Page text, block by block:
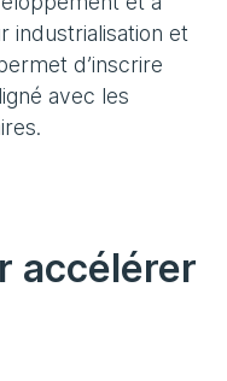
industrialisation et
d’inscrire
avec les
accélérer